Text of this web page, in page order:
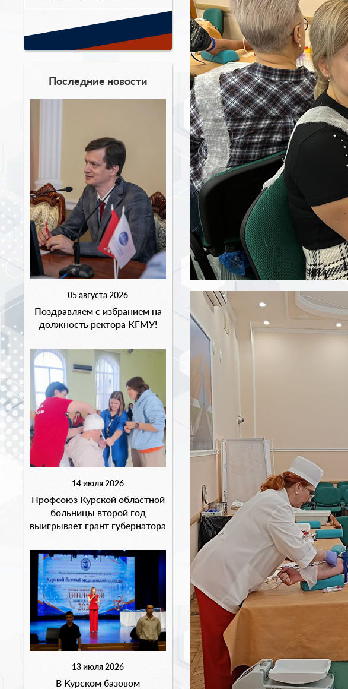
Последние новости
05 августа 2026
Поздравляем с избранием на
должность ректора КГМУ!
14 июля 2026
Профсоюз Курской областной
больницы второй год
выигрывает грант губернатора
13 июля 2026
В Курском базовом